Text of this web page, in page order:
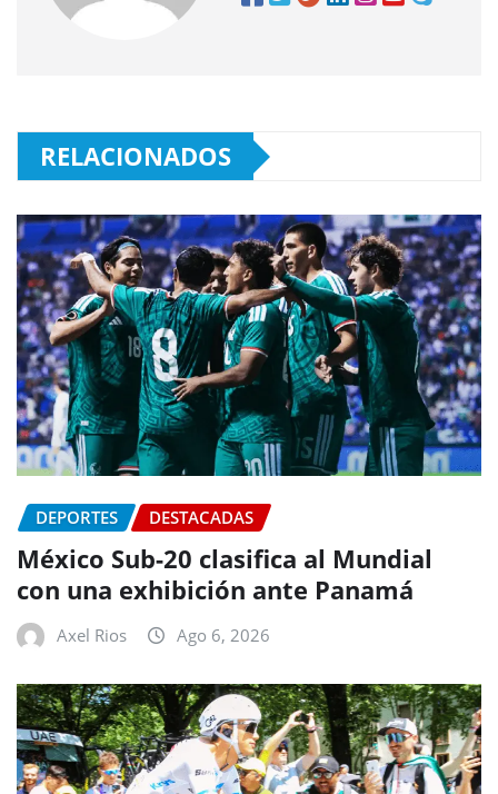
RELACIONADOS
DEPORTES DESTACADAS
México Sub-20 clasifica al Mundial
con una exhibición ante Panamá
Axel Rios Ago 6, 2026